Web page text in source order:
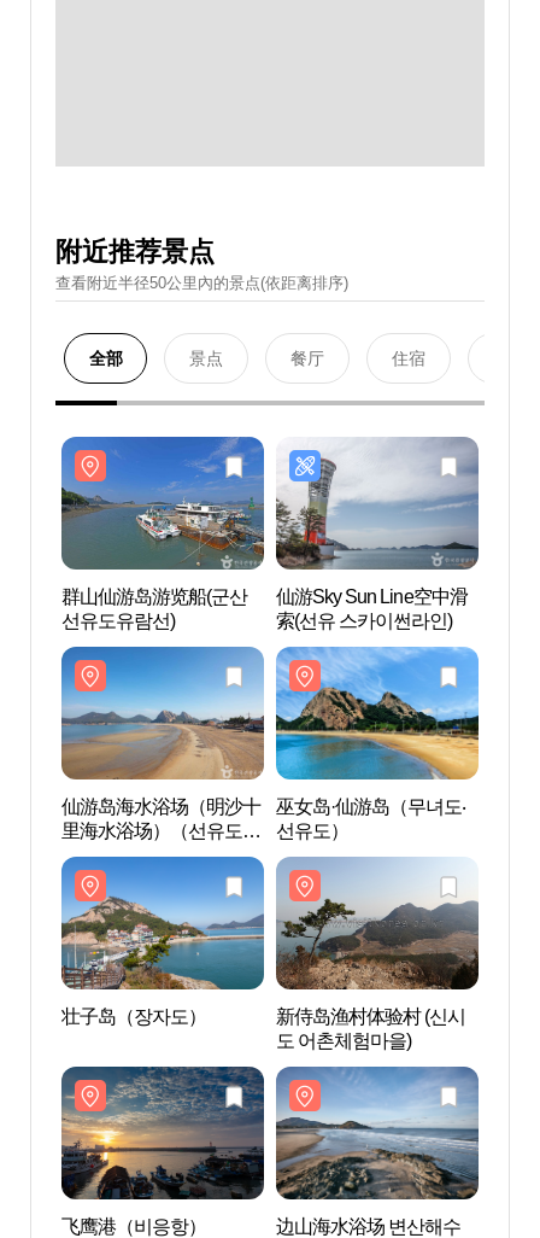
附近推荐景点
查看附近半径50公里內的景点(依距离排序)
全部 景点 餐厅 住宿
群山仙游岛游览船(군산
선유도유람선)
仙游Sky Sun Line空中滑
索(선유 스카이썬라인)
仙游岛海水浴场（明沙十
里海水浴场）（선유도해
수욕장（명사십리 해수
욕장））
巫女岛·仙游岛（무녀도‧
선유도）
壮子岛（장자도）
新侍岛渔村体验村 (신시
도 어촌체험마을)
飞鹰港（비응항）
边山海水浴场 변산해수